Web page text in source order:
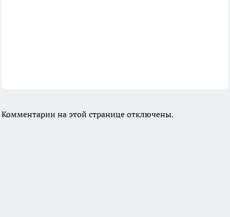
Комментарии на этой странице отключены.